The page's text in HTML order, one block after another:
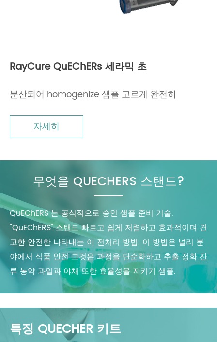
RayCure QuEChERs 세라믹 초
분산되어 homogenize 샘플 고르게 완전히
자세히
무엇을 QUECHERS 스탠드?
QuEChERS 는 공식적으로 승인 샘플 준비 기술.
"QuEChERS" 스탠드 빠르고 쉽게 저렴하고 효과적이며 견
고한 안전한 나타내는 이 전처리 방법. 이 방법은 널리 분
야에서 식품 안전 그것은 과정을 단순화하고 추출 정화 잔
류 농약 과일과 야채 또한 효율성을 지키기 샘플.
특징 QUECHER 키트